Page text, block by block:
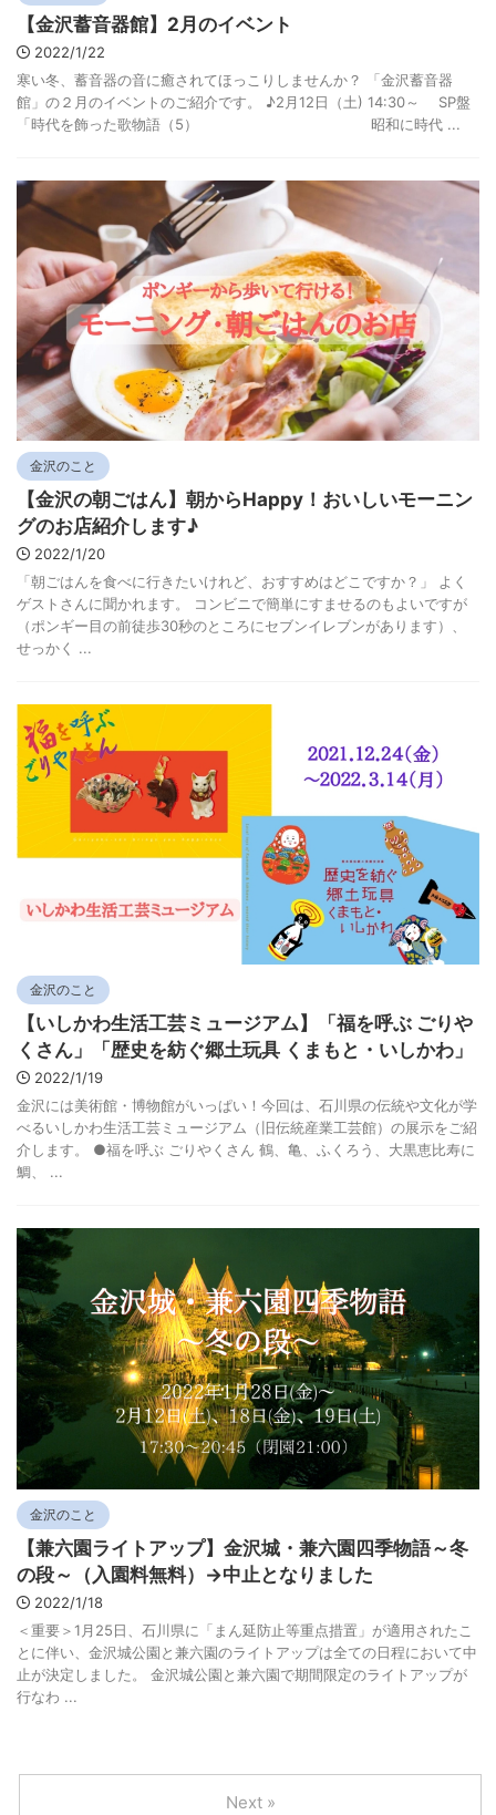
【金沢蓄音器館】2月のイベント
2022/1/22
寒い冬、蓄音器の音に癒されてほっこりしませんか？ 「金沢蓄音器
館」の２月のイベントのご紹介です。 ♪2月12日（土) 14:30～ SP盤
「時代を飾った歌物語（5） 昭和に時代 ...
金沢のこと
【金沢の朝ごはん】朝からHappy！おいしいモーニン
グのお店紹介します♪
2022/1/20
「朝ごはんを食べに行きたいけれど、おすすめはどこですか？」 よく
ゲストさんに聞かれます。 コンビニで簡単にすませるのもよいですが
（ポンギー目の前徒歩30秒のところにセブンイレブンがあります）、
せっかく ...
金沢のこと
【いしかわ生活工芸ミュージアム】「福を呼ぶ ごりや
くさん」「歴史を紡ぐ郷土玩具 くまもと・いしかわ」
2022/1/19
金沢には美術館・博物館がいっぱい！今回は、石川県の伝統や文化が学
べるいしかわ生活工芸ミュージアム（旧伝統産業工芸館）の展示をご紹
介します。 ●福を呼ぶ ごりやくさん 鶴、亀、ふくろう、大黒恵比寿に
鯛、 ...
金沢のこと
【兼六園ライトアップ】金沢城・兼六園四季物語～冬
の段～（入園料無料）→中止となりました
2022/1/18
＜重要＞1月25日、石川県に「まん延防止等重点措置」が適用されたこ
とに伴い、金沢城公園と兼六園のライトアップは全ての日程において中
止が決定しました。 金沢城公園と兼六園で期間限定のライトアップが
行なわ ...
Next »